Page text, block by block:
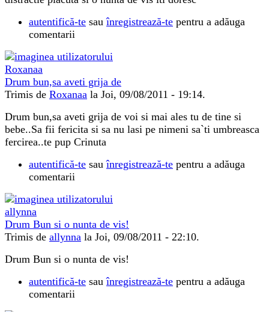
autentifică-te sauînregistrează-te pentru a adăuga
comentarii
Drum bun,sa aveti grija de
Trimis de Roxanaa la Joi, 09/08/2011 - 19:14.
Drum bun,sa aveti grija de voi si mai ales tu de tine si
bebe..Sa fii fericita si sa nu lasi pe nimeni sa`ti umbreasca
fercirea..te pup Crinuta
autentifică-te sauînregistrează-te pentru a adăuga
comentarii
Drum Bun si o nunta de vis!
Trimis de allynna la Joi, 09/08/2011 - 22:10.
Drum Bun si o nunta de vis!
autentifică-te sauînregistrează-te pentru a adăuga
comentarii